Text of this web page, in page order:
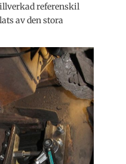
referenskil
av den stora